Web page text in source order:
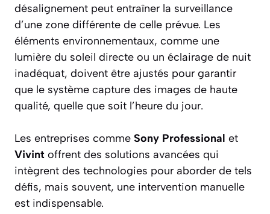
désalignement peut entraîner la surveillance
d’une zone différente de celle prévue. Les
éléments environnementaux, comme une
lumière du soleil directe ou un éclairage de nuit
inadéquat, doivent être ajustés pour garantir
que le système capture des images de haute
qualité, quelle que soit l’heure du jour.
Les entreprises comme Sony Professional et
Vivint offrent des solutions avancées qui
intègrent des technologies pour aborder de tels
défis, mais souvent, une intervention manuelle
est indispensable.